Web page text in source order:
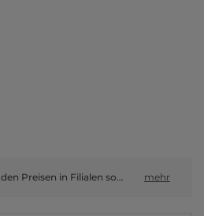
Online-Preise können von den Preisen in Filialen sowie Shop-in-Shop-Flächen abweichen. mehr